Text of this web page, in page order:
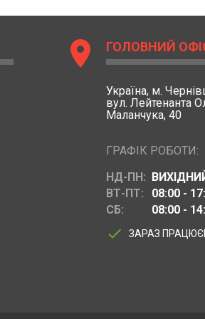
location_on ГОЛОВНИЙ
Україна, м.
вул. Лейтенанта
Маланчука, 40
ГРАФІК РОБОТИ:
НД-ПН:
ВТ-ПТ:
08:00 -
СБ:
08:00 -
done ЗАРАЗ